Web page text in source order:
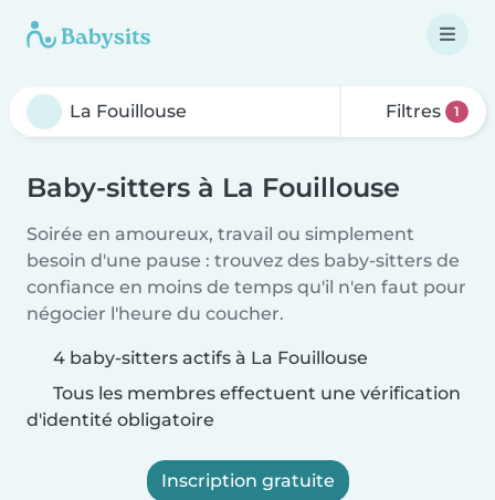
Filtres 1
Baby-sitters à La Fouillouse
Soirée en amoureux, travail ou simplement
besoin d'une pause : trouvez des baby-sitters de
confiance en moins de temps qu'il n'en faut pour
négocier l'heure du coucher.
4 baby-sitters actifs à La Fouillouse
Tous les membres effectuent une vérification
d'identité obligatoire
Inscription gratuite